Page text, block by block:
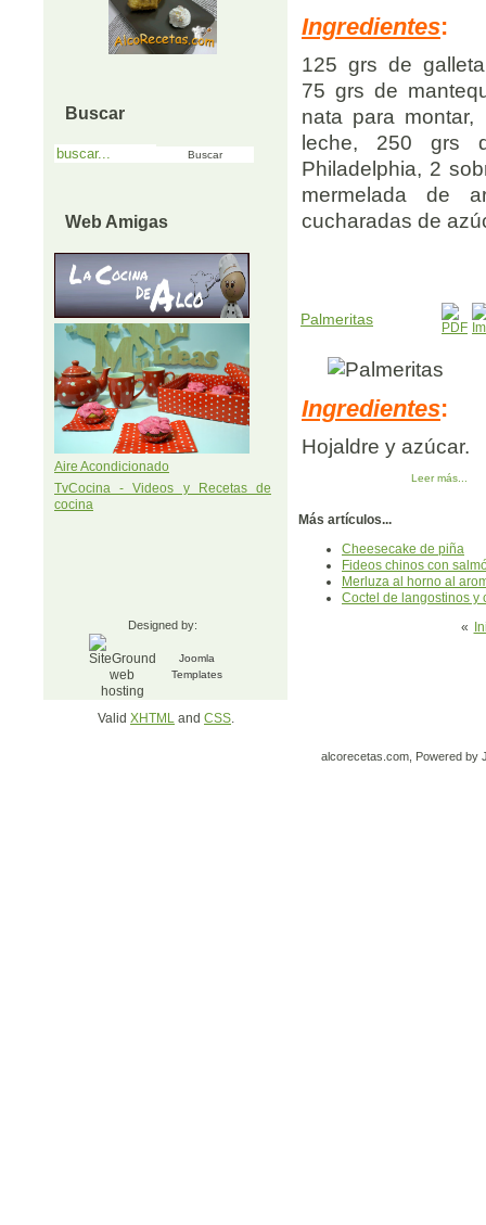
Buscar
Web Amigas
Aire Acondicionado
TvCocina - Videos y Recetas de
cocina
Designed by:
Joomla
Templates
Ingredientes:
125 grs de
75 grs de
nata para
leche, 250 grs
Philadelphia, 2
mermelada de
cucharadas de
Palmeritas
Ingredientes:
Hojaldre y azúcar.
Leer más...
Más artículos...
Cheesecake de piña
Fideos chinos con
Merluza al horno al
Coctel de langostinos y
«
Valid XHTML and CSS.
alcorecetas.com, Powered by